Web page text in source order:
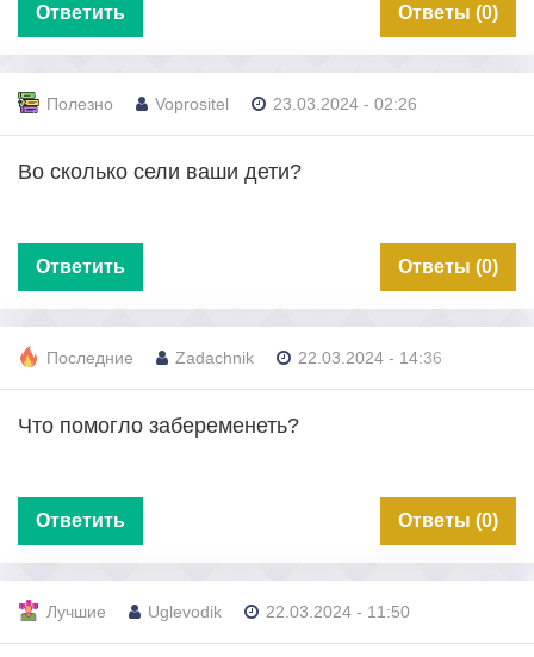
Ответить Ответы (0)
Полезно Voprositel 23.03.2024 - 02:26
Во сколько сели ваши дети?
Ответить Ответы (0)
Последние Zadachnik 22.03.2024 - 14:36
Что помогло забеременеть?
Ответить Ответы (0)
Лучшие Uglevodik 22.03.2024 - 11:50